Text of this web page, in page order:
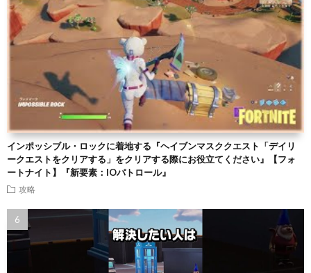
インポッシブル・ロックに着地する『ヘイブンマスククエスト「デイリ
ークエストをクリアする」をクリアする際にお役立てください』【フォ
ートナイト】『新要素：IOパトロール』
攻略